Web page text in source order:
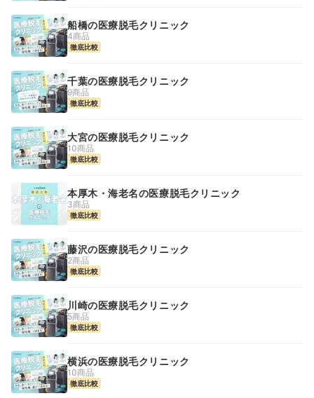
船橋の医療脱毛クリニック
4商品
徹底比較
千葉の医療脱毛クリニック
9商品
徹底比較
大宮の医療脱毛クリニック
10商品
徹底比較
本厚木・海老名の医療脱毛クリニック
3商品
徹底比較
藤沢の医療脱毛クリニック
2商品
徹底比較
川崎の医療脱毛クリニック
5商品
徹底比較
横浜の医療脱毛クリニック
10商品
徹底比較